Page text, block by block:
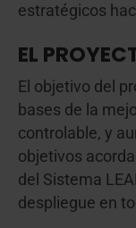
estratégicos
EL
El objetivo del
bases de la
controlable, y
objetivos
del Sistema
despliegue en